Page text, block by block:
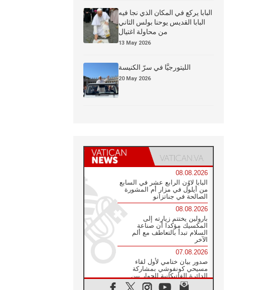
البابا يركع في المكان الذي نجا فيه
البابا القديس يوحنا بولس الثاني
من محاولة اغتيال
13 May 2026
الليتورجيَّا في سرّ الكنيسة
20 May 2026
08.08.2026
البابا لاوُن الرابع عشر في السابع
من أيلول في مزار أم المشورة
الصالحة في جناتزانو
08.08.2026
بارولين يختتم زيارته إلى
المكسيك مؤكدا أن صناعة
السلام تبدأ بالتعاطف مع ألم
الآخر
07.08.2026
صدور بيان ختامي لأول لقاء
مسيحي كونفوشي بمشاركة
الدائرة الفاتيكانية للحوار بين